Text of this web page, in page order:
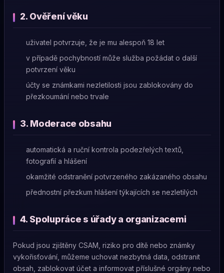
2. Ověření věku
uživatel potvrzuje, že je mu alespoň 18 let
v případě pochybností může služba požádat o další
potvrzení věku
účty se známkami nezletilosti jsou zablokovány do
přezkoumání nebo trvale
3. Moderace obsahu
automatická a ruční kontrola podezřelých textů,
fotografií a hlášení
okamžité odstranění potvrzeného zakázaného obsahu
přednostní přezkum hlášení týkajících se nezletilých
4. Spolupráce s úřady a organizacemi
Pokud jsou zjištěny CSAM, riziko pro dítě nebo známky
vykořisťování, můžeme uchovat nezbytná data, odstranit
obsah, zablokovat účet a informovat příslušné orgány nebo